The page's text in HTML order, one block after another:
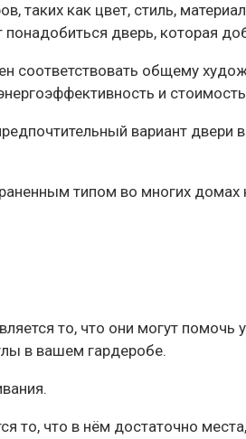
таких как цвет, стиль,
дверь, которая
соответствовать общему
и
вариант двери
типом во многих домах
то, что они могут
в вашем гардеробе.
что в нём достаточно